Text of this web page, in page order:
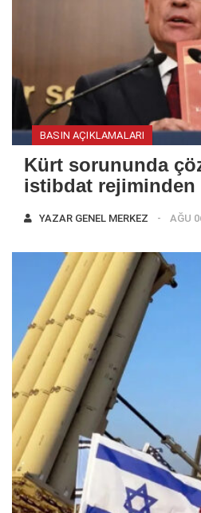
BASIN AÇIKLAMALARI
Kürt sorununda
istibdat rejiminden
YAZAR GENEL MERKEZ AĞU